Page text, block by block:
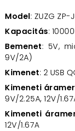
Model: ZUZG ZP-
Kapacitás:
Bemenet: 5V,
9V/2A)
Kimenet: 2 USB
Kimeneti
9V/2.25A, 12V/
Kimeneti
12V/1.67A